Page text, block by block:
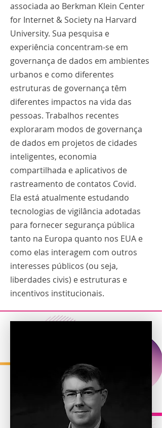
associada ao Berkman Klein Center
for Internet & Society na Harvard
University. Sua pesquisa e
experiência concentram-se em
governança de dados em ambientes
urbanos e como diferentes
estruturas de governança têm
diferentes impactos na vida das
pessoas. Trabalhos recentes
exploraram modos de governança
de dados em projetos de cidades
inteligentes, economia
compartilhada e aplicativos de
rastreamento de contatos Covid.
Ela está atualmente estudando
tecnologias de vigilância adotadas
para fornecer segurança pública
tanto na Europa quanto nos EUA e
como elas interagem com outros
interesses públicos (ou seja,
liberdades civis) e estruturas e
incentivos institucionais.